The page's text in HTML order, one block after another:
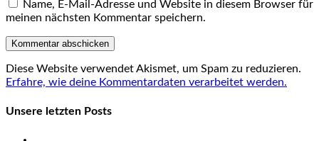
Name, E-Mail-Adresse und Website in diesem Browser für
meinen nächsten Kommentar speichern.
Diese Website verwendet Akismet, um Spam zu reduzieren.
Erfahre, wie deine Kommentardaten verarbeitet werden.
Unsere letzten Posts